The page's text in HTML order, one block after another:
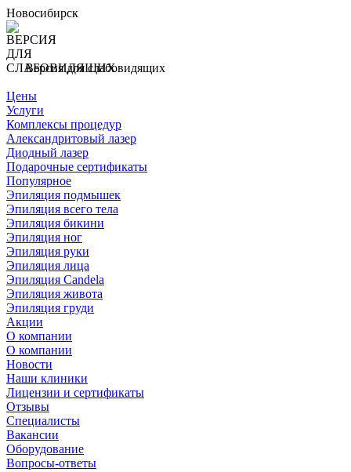
Новосибирск
Версия для слабовидящих
Цены
Услуги
Комплексы процедур
Александритовый лазер
Диодный лазер
Подарочные сертификаты
Популярное
Эпиляция подмышек
Эпиляция всего тела
Эпиляция бикини
Эпиляция ног
Эпиляция руки
Эпиляция лица
Эпиляция Candela
Эпиляция живота
Эпиляция груди
Акции
О компании
О компании
Новости
Наши клиники
Лицензии и сертификаты
Отзывы
Специалисты
Вакансии
Оборудование
Вопросы-ответы